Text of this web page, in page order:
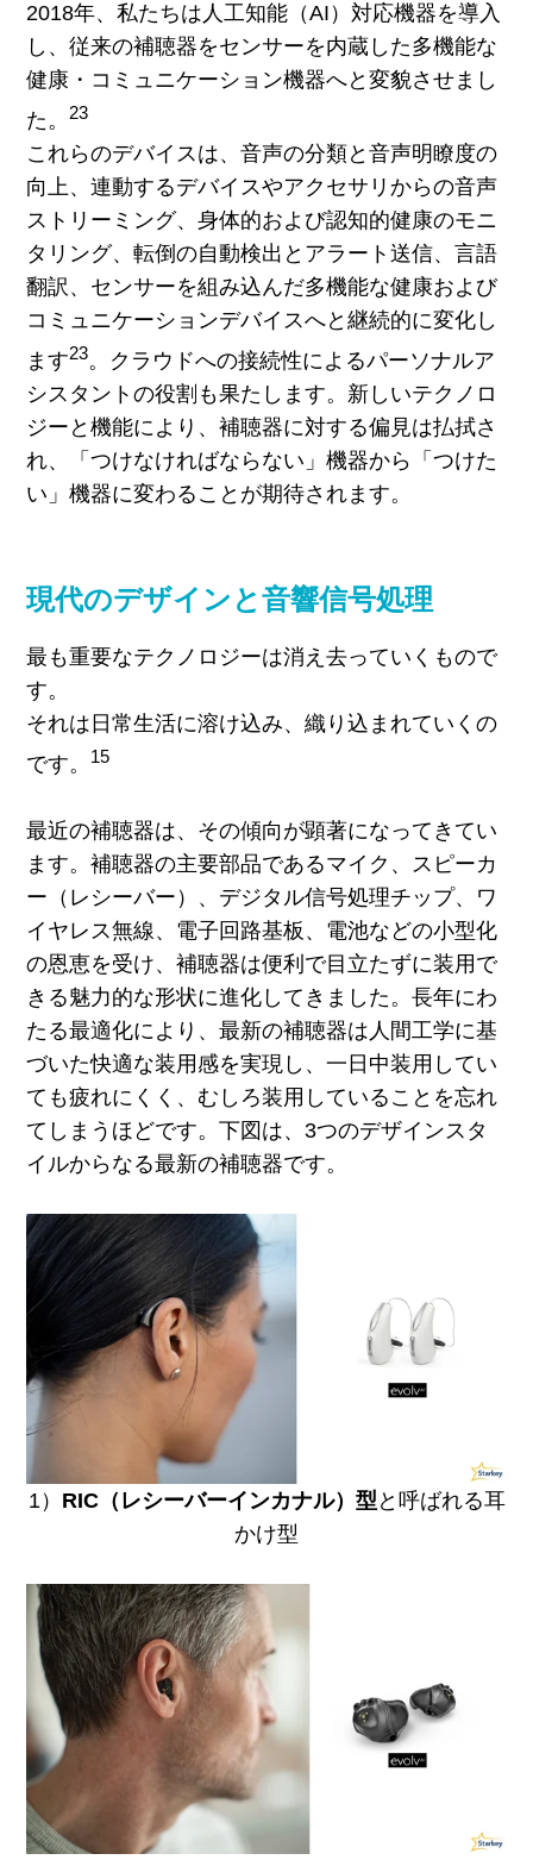
2018年、私たちは人工知能（AI）対応機器を導入
し、従来の補聴器をセンサーを内蔵した多機能な
健康・コミュニケーション機器へと変貌させまし
た。
23
これらのデバイスは、音声の分類と音声明瞭度の
向上、連動するデバイスやアクセサリからの音声
ストリーミング、身体的および認知的健康のモニ
タリング、転倒の自動検出とアラート送信、言語
翻訳、センサーを組み込んだ多機能な健康および
コミュニケーションデバイスへと継続的に変化し
ます23。クラウドへの接続性によるパーソナルア
シスタントの役割も果たします。新しいテクノロ
ジーと機能により、補聴器に対する偏見は払拭さ
れ、「つけなければならない」機器から「つけた
い」機器に変わることが期待されます。
現代のデザインと音響信号処理
最も重要なテクノロジーは消え去っていくもので
す。
それは日常生活に溶け込み、織り込まれていくの
です。
15
最近の補聴器は、その傾向が顕著になってきてい
ます。補聴器の主要部品であるマイク、スピーカ
ー（レシーバー）、デジタル信号処理チップ、ワ
イヤレス無線、電子回路基板、電池などの小型化
の恩恵を受け、補聴器は便利で目立たずに装用で
きる魅力的な形状に進化してきました。長年にわ
たる最適化により、最新の補聴器は人間工学に基
づいた快適な装用感を実現し、一日中装用してい
ても疲れにくく、むしろ装用していることを忘れ
てしまうほどです。下図は、3つのデザインスタ
イルからなる最新の補聴器です。
1） RIC（レシーバーインカナル）型 と呼ばれる耳
かけ型